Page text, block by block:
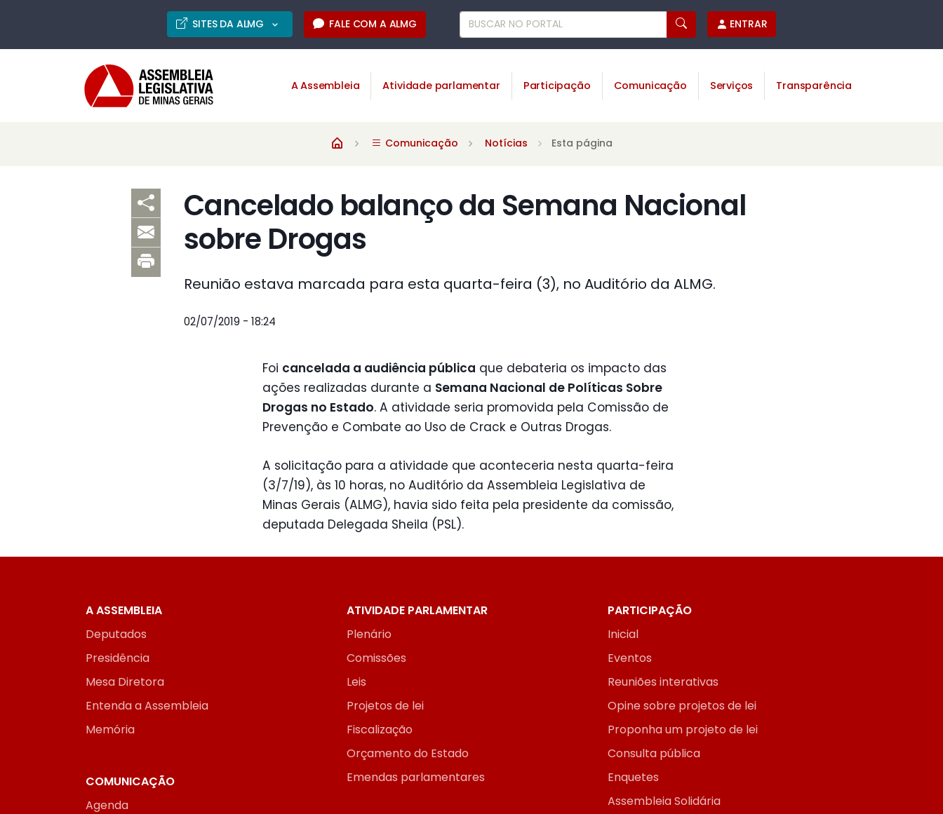
SITES DA ALMG FALE COM A ALMG ENTRAR
A Assembleia Atividade parlamentar Participação Comunicação Serviços Transparência
Comunicação Notícias Esta página
Cancelado balanço da Semana Nacional
sobre Drogas
Reunião estava marcada para esta quarta-feira (3), no Auditório da ALMG.
02/07/2019 - 18:24
Foi cancelada a audiência pública que debateria os impacto das
ações realizadas durante a Semana Nacional de Políticas Sobre
Drogas no Estado. A atividade seria promovida pela Comissão de
Prevenção e Combate ao Uso de Crack e Outras Drogas.
A solicitação para a atividade que aconteceria nesta quarta-feira
(3/7/19), às 10 horas, no Auditório da Assembleia Legislativa de
Minas Gerais (ALMG), havia sido feita pela presidente da comissão,
deputada Delegada Sheila (PSL).
A ASSEMBLEIA
Deputados
Presidência
Mesa Diretora
Entenda a Assembleia
Memória
ATIVIDADE PARLAMENTAR
Plenário
Comissões
Leis
Projetos de lei
Fiscalização
Orçamento do Estado
Emendas parlamentares
PARTICIPAÇÃO
Inicial
Eventos
Reuniões interativas
Opine sobre projetos de lei
Proponha um projeto de lei
Consulta pública
Enquetes
Assembleia Solidária
COMUNICAÇÃO
Agenda